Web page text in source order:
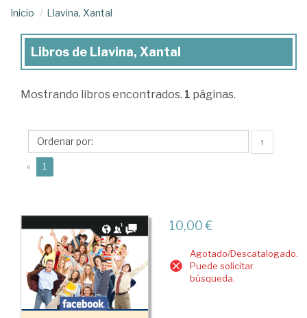
Inicio Llavina, Xantal
Libros
Llavina,
Libros de Llavina, Xantal
Mostrando libros encontrados. 1 páginas.
↑
« 1
10,00 €
Agotado/Descatalogado.
Puede solicitar
búsqueda.